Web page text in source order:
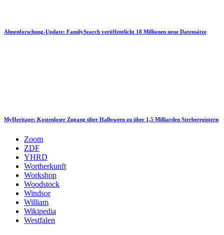
Ahnenforschung-Update: FamilySearch veröffentlicht 18 Millionen neue Datensätze
MyHeritage: Kostenloser Zugang über Halloween zu über 1,5 Milliarden Sterberegistern
Zoom
ZDF
YHRD
Wortherkunft
Workshop
Woodstock
Windsor
William
Wikipedia
Westfalen